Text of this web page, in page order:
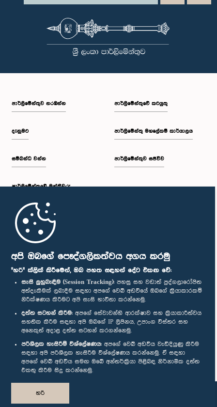
අපි ඔබගේ පෞද්ගලිකත්වය අගය කරමු
"හරි" ක්ලික් කිරීමෙන්, ඔබ පහත සඳහන් දේට එකඟ වේ:
සැසි ලුහුබැඳීම (Session Tracking): පහසු සහ වඩාත් පුද්ගලාරෝපිත
අත්දැකීමක් ලබාදීම සඳහා අපගේ වෙබ් අඩවියේ ඔබගේ ක්‍රියාකාරකම්
නිරීක්ෂණය කිරීමට අපි සැසි භාවිතා කරන්නෙමු.
දත්ත සටහන් කිරීම: අපගේ සේවාවන්හි ආරක්ෂාව සහ ක්‍රියාකාරීත්වය
සහතික කිරීම සඳහා අපි ඔබගේ IP ලිපිනය, උපාංග විස්තර සහ
අනෙකුත් අදාළ දත්ත සටහන් කරගන්නෙමු.
පරිශීලක හැසිරීම් විශ්ලේෂණය: අපගේ වෙබ් අඩවිය වැඩිදියුණු කිරීම
සඳහා අපි පරිශීලක හැසිරීම විශ්ලේෂණය කරන්නෙමු. ඒ සඳහා
අපගේ වෙබ් අඩවිය සමඟ ඔබේ අන්තර්ක්‍රියා පිළිබඳ නිර්නාමික දත්ත
එකතු කිරීම සිදු කරන්නෙමු.
හරි
පාර්ලි‌මේන්තුව නරඹන්න
දැනුමට
සම්බන්ධ වන්න
පාර්ලි‌මේන්තුවේ මන්ත්‍රීවරු
මුල් පිටුව
පාර්ලිමේන්තුවේ කටයුතු
පාර්ලිමේන්තු මහලේකම් කාර්යාලය
පාර්ලිමේන්තුව සජීවීව
පාර්ලිමේන්තු ජංගම යෙදුම
අප හා සම්බන්ධ වී සිටින්න :
සම්මාන
පෞද්ගලිකත්ව ප්‍රතිපත්තිය